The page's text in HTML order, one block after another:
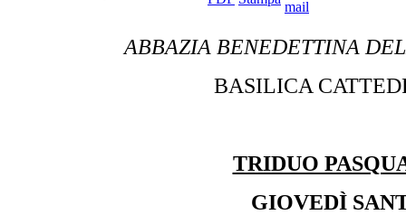
ABBAZIA BENEDETTINA
BASILICA
TRIDUO
GIOVEDÌ